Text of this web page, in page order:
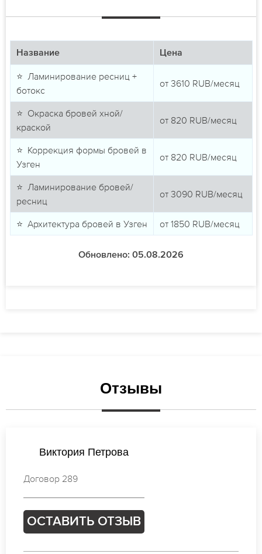
Название Цена
⭐ Ламинирование ресниц +
ботокс
от 3610 RUB/месяц
⭐ Окраска бровей хной/
краской
от 820 RUB/месяц
⭐ Коррекция формы бровей в
Узген
от 820 RUB/месяц
⭐ Ламинирование бровей/
ресниц
от 3090 RUB/месяц
⭐ Архитектура бровей в Узген от 1850 RUB/месяц
Обновлено: 05.08.2026
Отзывы
Анастасия Лебедева
Договор 817
ОСТАВИТЬ ОТЗЫВ